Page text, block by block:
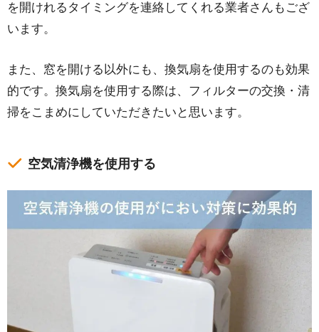
を開けれるタイミングを連絡してくれる業者さんもござ
います。
また、窓を開ける以外にも、換気扇を使用するのも効果
的です。換気扇を使用する際は、フィルターの交換・清
掃をこまめにしていただきたいと思います。
空気清浄機を使用する